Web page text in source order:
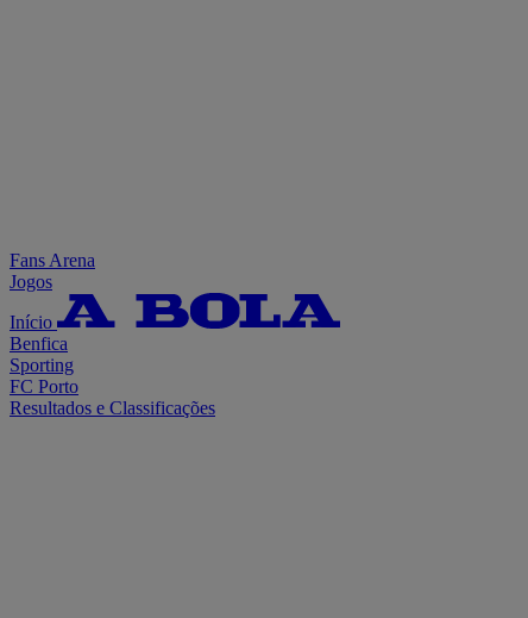
Fans Arena
Jogos
Início
Benfica
Sporting
FC Porto
Resultados e Classificações